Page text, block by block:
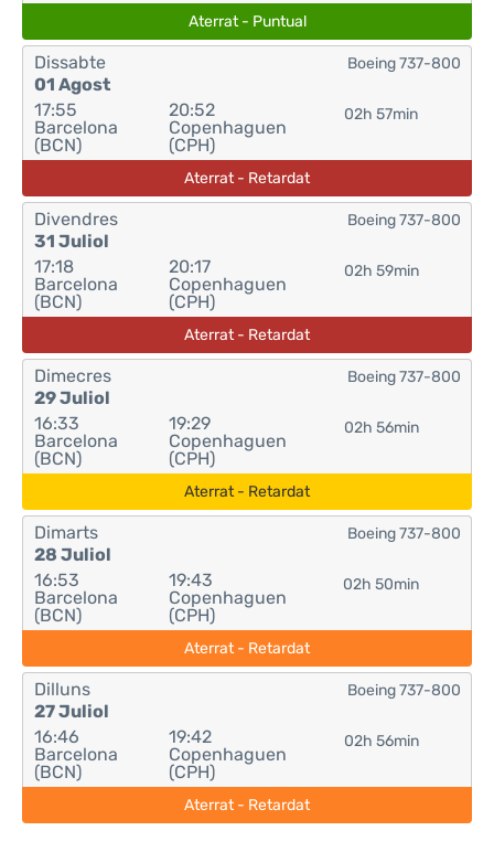
Aterrat - Puntual
Dissabte
01 Agost
17:55
Barcelona
(BCN)
20:52
Copenhaguen
(CPH)
02h 57min
Boeing 737-800
Aterrat - Retardat
Divendres
31 Juliol
17:18
Barcelona
(BCN)
20:17
Copenhaguen
(CPH)
02h 59min
Boeing 737-800
Aterrat - Retardat
Dimecres
29 Juliol
16:33
Barcelona
(BCN)
19:29
Copenhaguen
(CPH)
02h 56min
Boeing 737-800
Aterrat - Retardat
Dimarts
28 Juliol
16:53
Barcelona
(BCN)
19:43
Copenhaguen
(CPH)
02h 50min
Boeing 737-800
Aterrat - Retardat
Dilluns
27 Juliol
16:46
Barcelona
(BCN)
19:42
Copenhaguen
(CPH)
02h 56min
Boeing 737-800
Aterrat - Retardat